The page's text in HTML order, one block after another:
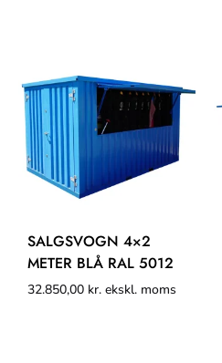
SALGSVOGN 4×2
METER BLÅ RAL 5012
32.850,00 kr. ekskl. moms